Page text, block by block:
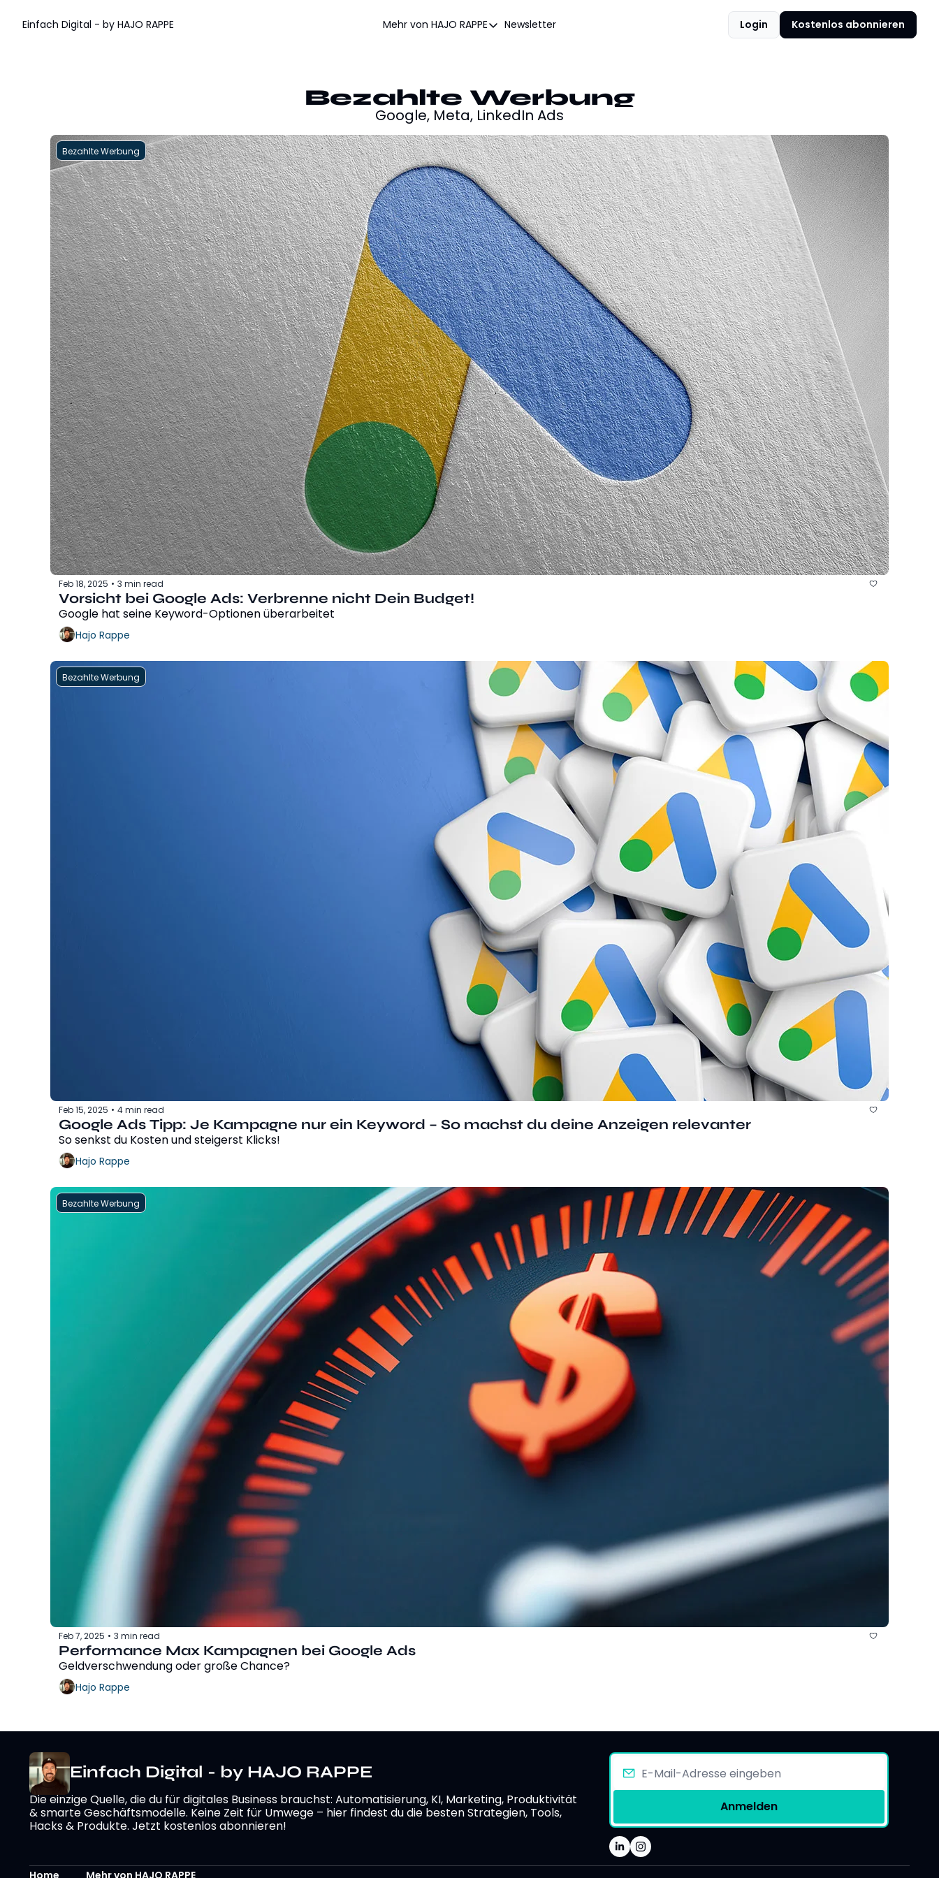
Einfach Digital - by HAJO RAPPE Mehr von HAJO RAPPE
Mehr von HAJO RAPPE
LinkedIn Kurs buchen
ChatGPT Workshop buchen
Newsletter Login Kostenlos abonnieren
Bezahlte Werbung
Google, Meta, LinkedIn Ads
Bezahlte Werbung
Feb 18, 2025 • 3 min read
Vorsicht bei Google Ads: Verbrenne nicht Dein Budget!
Google hat seine Keyword-Optionen überarbeitet
Hajo Rappe
Bezahlte Werbung
Feb 15, 2025 • 4 min read
Google Ads Tipp: Je Kampagne nur ein Keyword – So machst du deine Anzeigen relevanter
So senkst du Kosten und steigerst Klicks!
Hajo Rappe
Bezahlte Werbung
Feb 7, 2025 • 3 min read
Performance Max Kampagnen bei Google Ads
Geldverschwendung oder große Chance?
Hajo Rappe
Einfach Digital - by HAJO RAPPE
Die einzige Quelle, die du für digitales Business brauchst: Automatisierung, KI, Marketing, Produktivität
& smarte Geschäftsmodelle. Keine Zeit für Umwege – hier findest du die besten Strategien, Tools,
Hacks & Produkte. Jetzt kostenlos abonnieren!
Anmelden
Home Mehr von HAJO RAPPE